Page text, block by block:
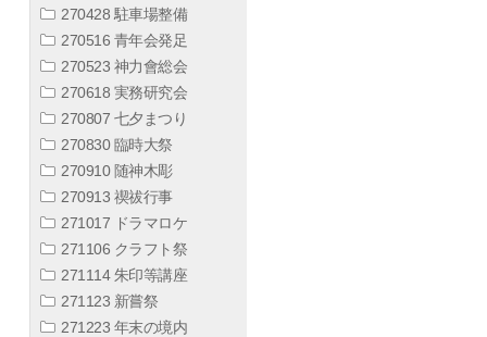
270428 駐車場整備
270516 青年会発足
270523 神力會総会
270618 実務研究会
270807 七夕まつり
270830 臨時大祭
270910 随神木彫
270913 禊祓行事
271017 ドラマロケ
271106 クラフト祭
271114 朱印等講座
271123 新嘗祭
271223 年末の境内